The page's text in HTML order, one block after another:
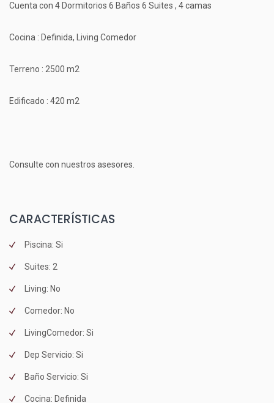
Cuenta con 4 Dormitorios 6 Baños 6 Suites , 4 camas
Cocina : Definida, Living Comedor
Terreno : 2500 m2
Edificado : 420 m2
Consulte con nuestros asesores.
CARACTERÍSTICAS
Piscina: Si
Suites: 2
Living: No
Comedor: No
LivingComedor: Si
Dep Servicio: Si
Baño Servicio: Si
Cocina: Definida